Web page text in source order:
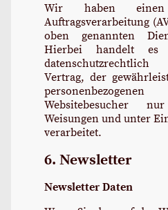
Wir haben
Auftragsverarbeitung
oben genannten
Hierbei handelt
datenschutzrechtlich
Vertrag, der
Websitebesucher
Weisungen und unter
verarbeitet.
6. Newsletter
Newsletter Daten